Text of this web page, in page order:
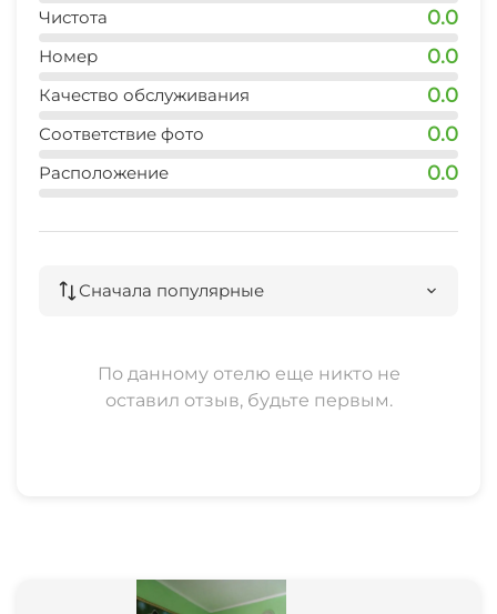
Чистота 0.0
Номер 0.0
Качество обслуживания 0.0
Соответствие фото 0.0
Расположение 0.0
Сначала популярные
По данному отелю еще никто не
оставил отзыв, будьте первым.